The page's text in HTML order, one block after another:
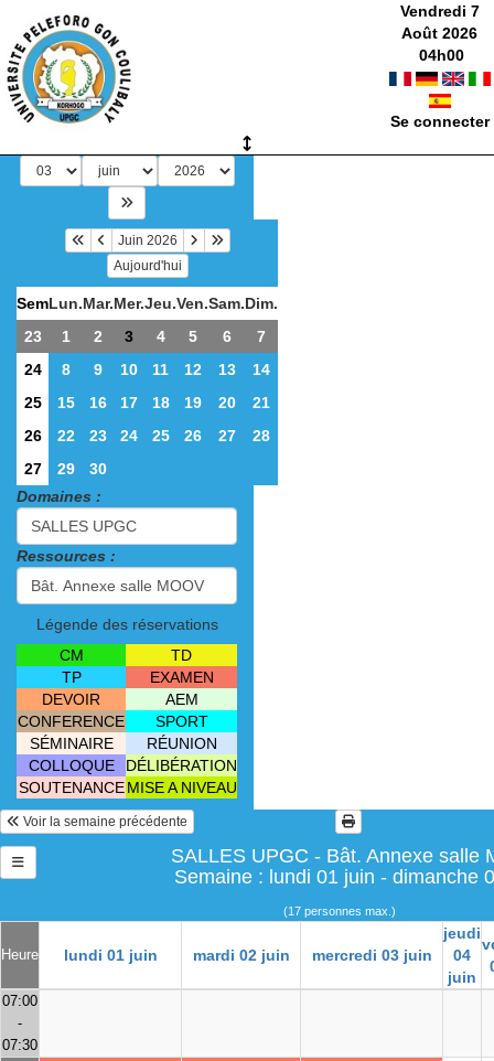
Vendredi 7
Août 2026
04h00
Se connecter
Juin 2026
Aujourd'hui
SemLun.Mar.Mer.Jeu.Ven.Sam.Dim.
23
1 2 3 4 5 6
7
24
8 9 10 11 12 13
14
25
15 16 17 18 19 20
21
26
22 23 24 25 26 27
28
27
29
30
Domaines :
Ressources :
Légende des réservations
CM
TD
TP
EXAMEN
DEVOIR
AEM
CONFERENCE
SPORT
SÉMINAIRE
RÉUNION
COLLOQUE
DÉLIBÉRATION
SOUTENANCE MISE A NIVEAU
Voir la semaine précédente
SALLES UPGC - Bât. Annexe salle
Semaine : lundi 01 juin - dimanche
(17 personnes max.)
Heure lundi 01 juin mardi 02 juin mercredi 03 juin
jeudi
04
juin
07:00
-
07:30